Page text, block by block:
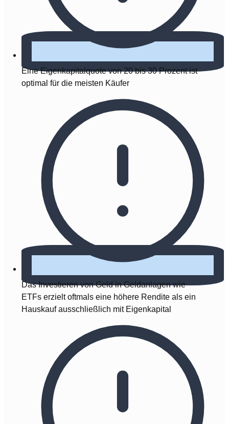
Eine Eigenkapitalquote von 20 bis 30 Prozent ist
optimal für die meisten Käufer
Das Investieren von Geld in Geldanlagen wie
ETFs erzielt oftmals eine höhere Rendite als ein
Hauskauf ausschließlich mit Eigenkapital